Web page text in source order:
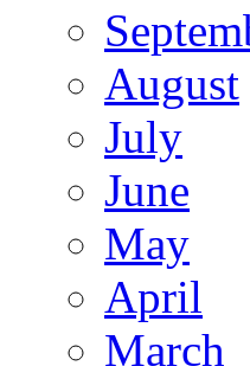
August
July
June
May
April
March